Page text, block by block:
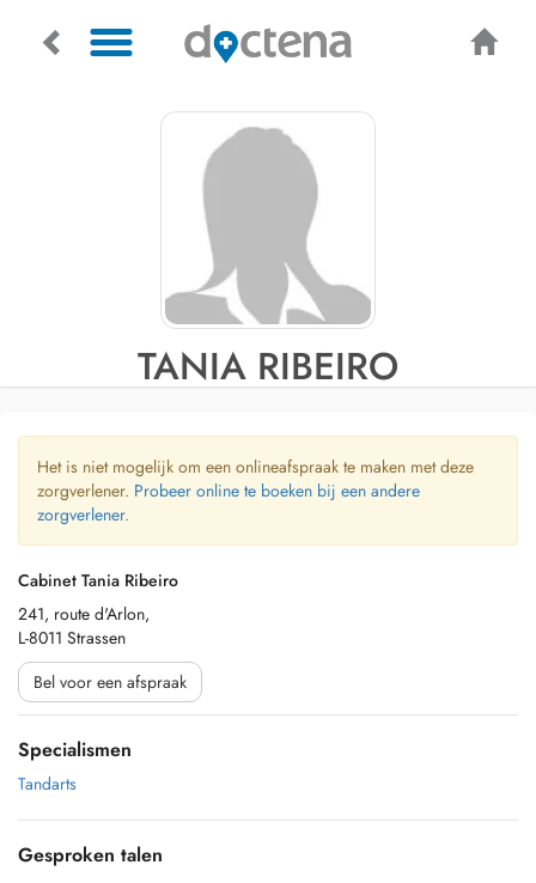
TANIA RIBEIRO
Het is niet mogelijk om een onlineafspraak te maken met deze
zorgverlener. Probeer online te boeken bij een andere
zorgverlener.
Cabinet Tania Ribeiro
241, route d'Arlon,
L-8011 Strassen
Bel voor een afspraak
Specialismen
Tandarts
Gesproken talen